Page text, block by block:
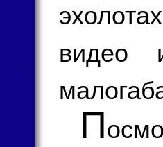
видео
П